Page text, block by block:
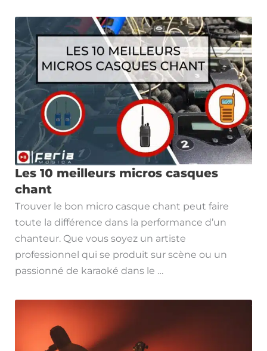
Les 10 meilleurs micros casques
chant
Trouver le bon micro casque chant peut faire
toute la différence dans la performance d’un
chanteur. Que vous soyez un artiste
professionnel qui se produit sur scène ou un
passionné de karaoké dans le …